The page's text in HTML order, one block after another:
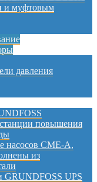
и муфтовым
давления
повышения
насосов CME-A,
из
GRUNDFOSS UPS